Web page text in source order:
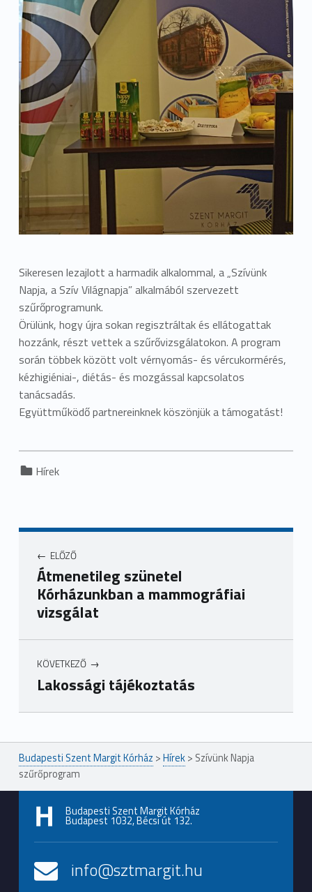
Sikeresen lezajlott a harmadik alkalommal, a „Szívünk
Napja, a Szív Világnapja” alkalmából szervezett
szűrőprogramunk.
Örülünk, hogy újra sokan regisztráltak és ellátogattak
hozzánk, részt vettek a szűrővizsgálatokon. A program
során többek között volt vérnyomás- és vércukormérés,
kézhigiéniai-, diétás- és mozgással kapcsolatos
tanácsadás.
Együttműködő partnereinknek köszönjük a támogatást!
Categorized in:
Hírek
ELŐZŐ
Átmenetileg szünetel
Kórházunkban a mammográfiai
vizsgálat
KÖVETKEZŐ
Lakossági tájékoztatás
Ugrás a főmenühöz
Budapesti Szent Margit Kórház >Hírek> Szívünk Napja
szűrőprogram
Budapesti Szent Margit Kórház
Budapest 1032, Bécsi út 132.
info@sztmargit.hu